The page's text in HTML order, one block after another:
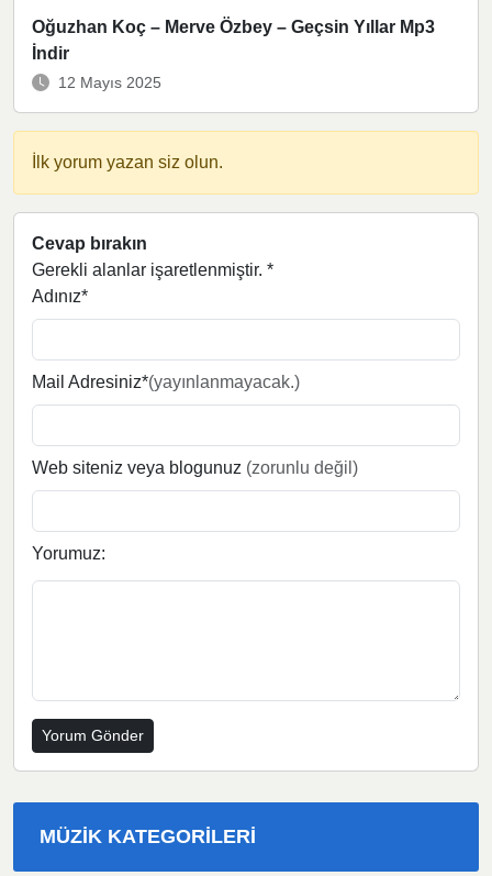
Oğuzhan Koç – Merve Özbey – Geçsin Yıllar Mp3
İndir
12 Mayıs 2025
İlk yorum yazan siz olun.
Cevap bırakın
Gerekli alanlar işaretlenmiştir. *
Adınız*
Mail Adresiniz*(yayınlanmayacak.)
Web siteniz veya blogunuz (zorunlu değil)
Yorumuz:
MÜZIK KATEGORILERI